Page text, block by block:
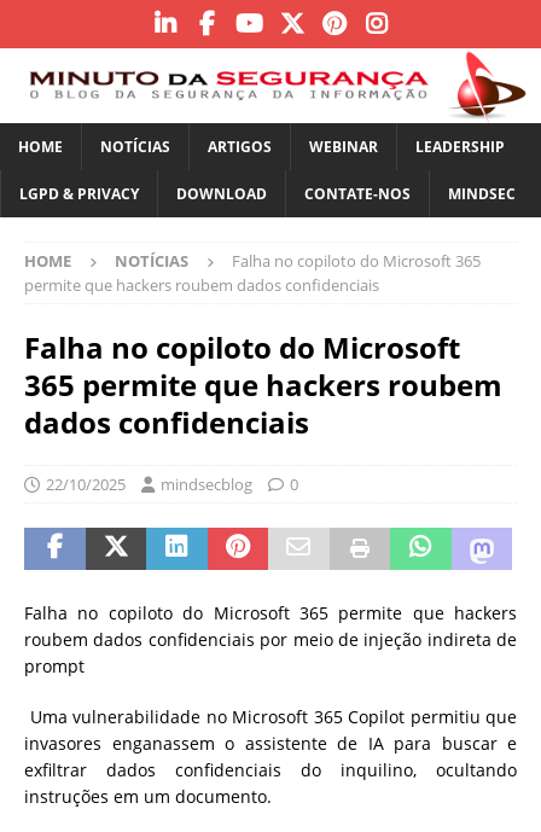
HOME NOTÍCIAS ARTIGOS WEBINAR LEADERSHIP
LGPD & PRIVACY DOWNLOAD CONTATE-NOS MINDSEC
HOME NOTÍCIAS
Falha no copiloto do Microsoft 365
permite que hackers roubem dados confidenciais
Falha no copiloto do Microsoft
365 permite que hackers roubem
dados confidenciais
22/10/2025 mindsecblog 0
Falha no copiloto do Microsoft 365 permite que hackers
roubem dados confidenciais por meio de injeção indireta de
prompt
Uma vulnerabilidade no Microsoft 365 Copilot permitiu que
invasores enganassem o assistente de IA para buscar e
exfiltrar dados confidenciais do inquilino, ocultando
instruções em um documento.